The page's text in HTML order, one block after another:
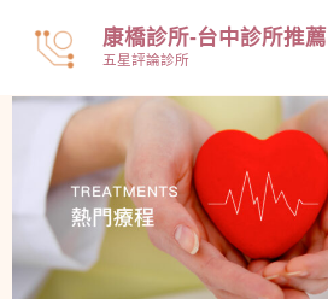
要
康橋診所-台中診所推薦
五星評論診所